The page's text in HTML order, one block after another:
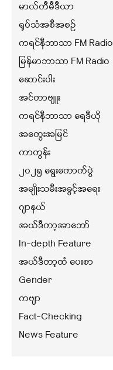
မာလ်တီမီဒီယာ
ရုပ်သံအစီအစဉ်
ကရင်နီဘာသာ FM Radio
မြန်မာဘာသာ FM Radio
ဆောင်းပါး
အင်တာဗျူး
ကရင်နီဘာသာ ရေဒီယို
အတွေးအမြင်
ကာတွန်း
၂၀၂၅ ရွေးကောက်ပွဲ
အမျိုးသမီးအခွင့်အရေး
ဂျာနယ်
အယ်ဒီတာ့အာဘော်
In-depth Feature
အယ်ဒီတာ့ထံ ပေးစာ
Gender
ကဗျာ
Fact-Checking
News Feature